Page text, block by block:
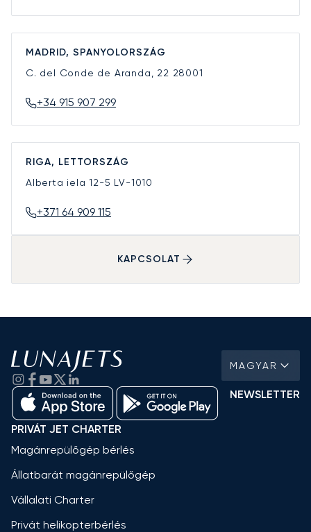
MADRID, SPANYOLORSZÁG
C. del Conde de Aranda, 22 28001
+34 915 907 299
RIGA, LETTORSZÁG
Alberta iela 12-5 LV-1010
+371 64 909 115
KAPCSOLAT
MAGYAR
NEWSLETTER
PRIVÁT JET CHARTER
Magánrepülőgép bérlés
Állatbarát magánrepülőgép
Vállalati Charter
Privát helikopterbérlés